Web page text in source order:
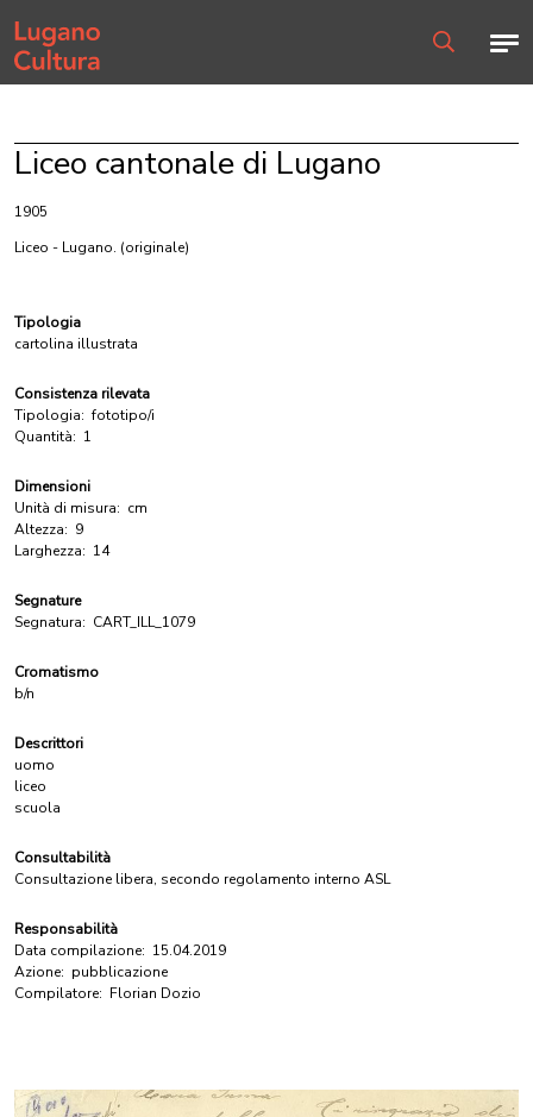
Home page
Liceo cantonale di Lugano
1905
Liceo - Lugano. (originale)
Tipologia
cartolina illustrata
Consistenza rilevata
Tipologia: fototipo/i
Quantità: 1
Dimensioni
Unità di misura: cm
Altezza: 9
Larghezza: 14
Segnature
Segnatura: CART_ILL_1079
Cromatismo
b/n
Descrittori
uomo
liceo
scuola
Consultabilità
Consultazione libera, secondo regolamento interno ASL
Responsabilità
Data compilazione: 15.04.2019
Azione: pubblicazione
Compilatore: Florian Dozio